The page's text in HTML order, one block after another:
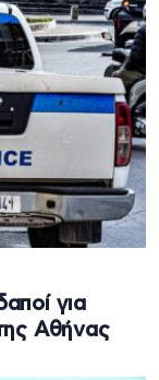
για
Αθήνας